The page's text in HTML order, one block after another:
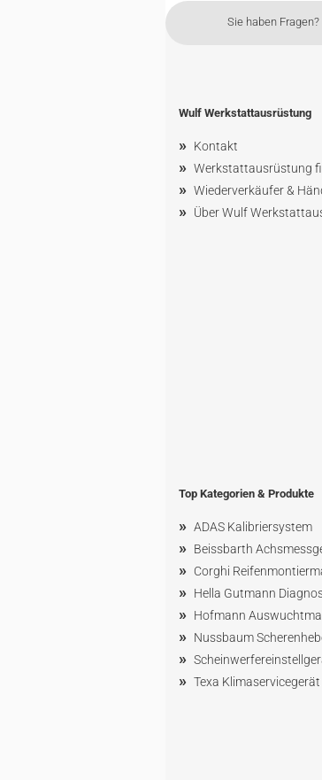
Sie haben
Wulf Werkstattausrüstung
» Kontakt
» Werkstattausrüstung
» Wiederverkäufer &
» Über Wulf
Top Kategorien & Produkte
» ADAS Kalibriersystem
» Beissbarth
» Corghi
» Hella Gutmann
» Hofmann Ausw
» Nussbaum
»
» Texa